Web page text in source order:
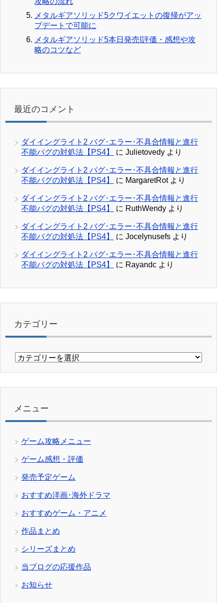
メタルギアソリッド5クワイエットの復帰がアッ
プデートで可能に
メタルギアソリッド5本日発売!評価・感想や攻
略のコツなど
最近のコメント
ダイイングライト2 バグ･エラー･不具合情報と進行
不能バグの対処法【PS4】
に Julietovedy より
ダイイングライト2 バグ･エラー･不具合情報と進行
不能バグの対処法【PS4】
に MargaretRotより
ダイイングライト2 バグ･エラー･不具合情報と進行
不能バグの対処法【PS4】
に RuthWendy より
ダイイングライト2 バグ･エラー･不具合情報と進行
不能バグの対処法【PS4】
に Jocelynusefs より
ダイイングライト2 バグ･エラー･不具合情報と進行
不能バグの対処法【PS4】
に Rayandc より
カテゴリー
カ
リ
メニュー
ゲーム攻略メニュー
ゲーム感想・評価
発売予定ゲーム
おすすめ洋画･海外ドラマ
おすすめゲーム・アニメ
作品まとめ
シリーズまとめ
当ブログの応援作品
お知らせ